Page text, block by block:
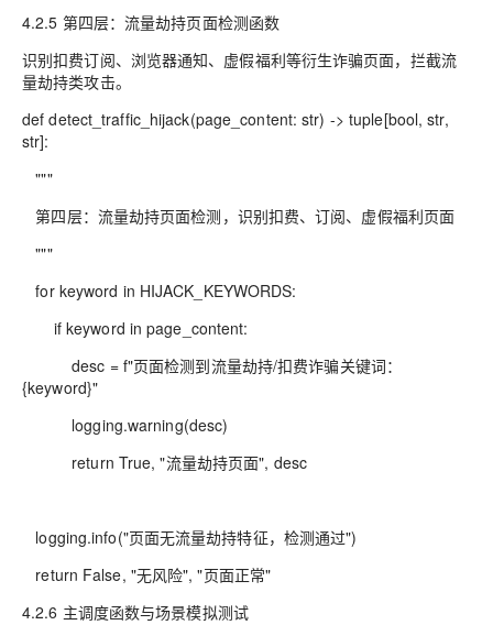
4.2.5 第四层：流量劫持页面检测函数
识别扣费订阅、浏览器通知、虚假福利等衍生诈骗页面，拦截流
量劫持类攻击。
def detect_traffic_hijack(page_content: str) -> tuple[bool, str,
str]:
"""
第四层：流量劫持页面检测，识别扣费、订阅、虚假福利页面
"""
for keyword in HIJACK_KEYWORDS:
if keyword in page_content:
desc = f"页面检测到流量劫持/扣费诈骗关键词：
{keyword}"
logging.warning(desc)
return True, "流量劫持页面", desc
logging.info("页面无流量劫持特征，检测通过")
return False, "无风险", "页面正常"
4.2.6 主调度函数与场景模拟测试